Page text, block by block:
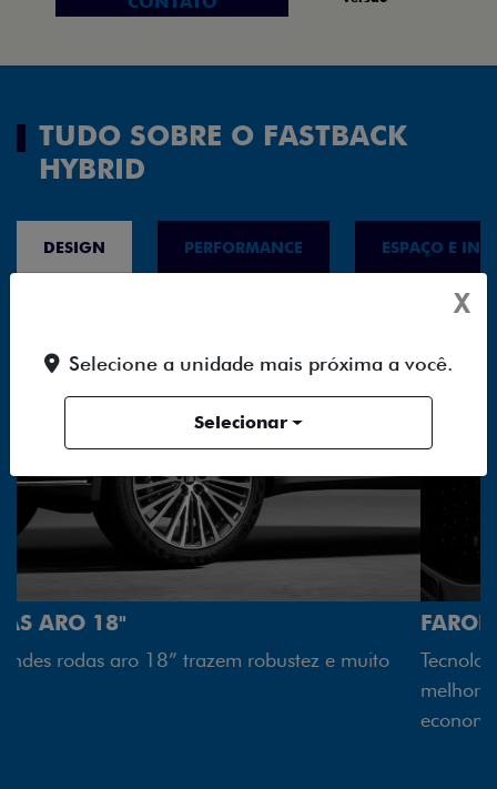
TUDO SOBRE O FASTBACK
HYBRID
DESIGN PERFORMANCE ESPAÇO E
FAROL FULL LED
Tecnologia dos faróis totalmente em LED garante
melhor luminosidade, maior durabilidade e mais
X
Selecione a unidade mais próxima a você.
Selecionar